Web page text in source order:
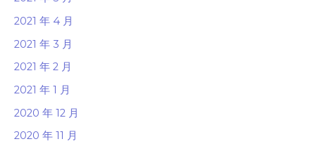
2021 年 4 月
2021 年 3 月
2021 年 2 月
2021 年 1 月
2020 年 12 月
2020 年 11 月